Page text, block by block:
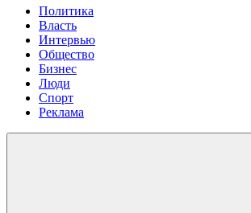
Политика
Власть
Интервью
Общество
Бизнес
Люди
Спорт
Реклама